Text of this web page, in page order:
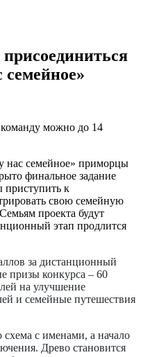
семейное»
можно до 14
нас семейное» приморцы
финальное задание
приступить к
свою семейную
проекта будут
этап продлится
за дистанционный
призы конкурса – 60
на улучшение
и семейные путешествия
с именами, а начало
Древо становится